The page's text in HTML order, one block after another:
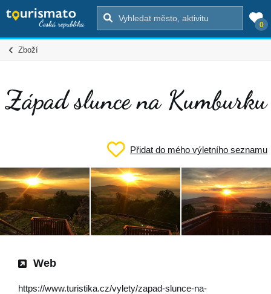
0
Zboží
Západ slunce na Kumburku
Přidat do mého výletního seznamu
Web
https://www.turistika.cz/vylety/zapad-slunce-na-